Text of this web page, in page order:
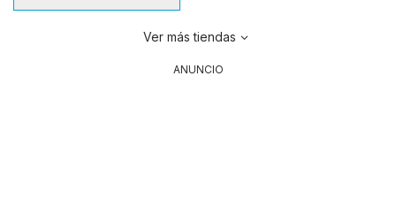
Ver más tiendas
ANUNCIO